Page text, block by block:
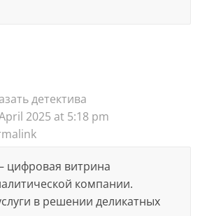
детектива
2025 at 5:18 pm
цифровая витрина
компании.
в решении деликатных